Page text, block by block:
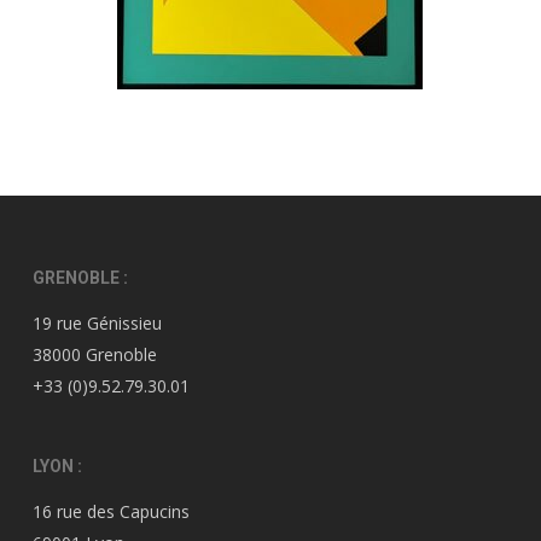
GRENOBLE :
19 rue Génissieu
38000 Grenoble
+33 (0)9.52.79.30.01
LYON :
16 rue des Capucins